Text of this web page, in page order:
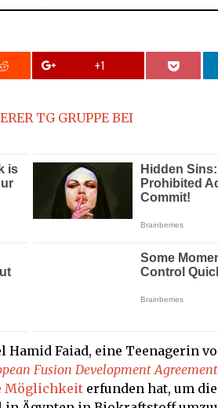
30,
+1
TG GRUPPE BEI
Hamid Faiad, eine Teenagerin
Fusion Development Agreement
Möglichkeit erfunden hat, um